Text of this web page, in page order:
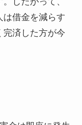
は借金を減らす
完済した方が今